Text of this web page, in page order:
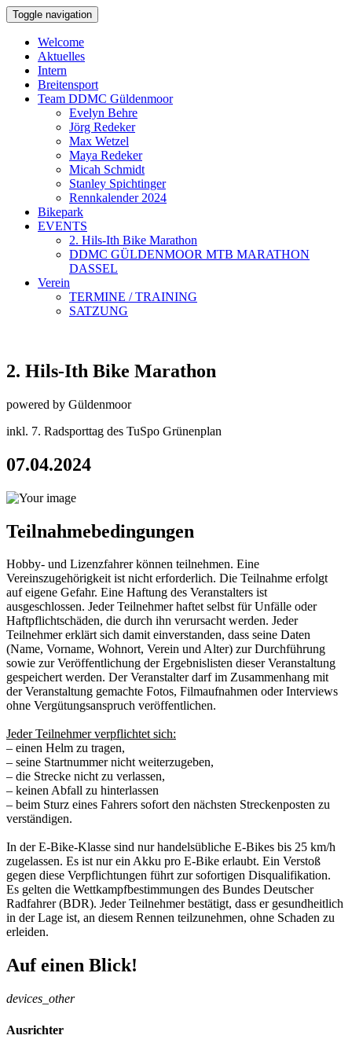
Toggle navigation
Welcome
Aktuelles
Intern
Breitensport
Team DDMC Güldenmoor
Evelyn Behre
Jörg Redeker
Max Wetzel
Maya Redeker
Micah Schmidt
Stanley Spichtinger
Rennkalender 2024
Bikepark
EVENTS
2. Hils-Ith Bike Marathon
DDMC GÜLDENMOOR MTB MARATHON
DASSEL
Verein
TERMINE / TRAINING
SATZUNG
2. Hils-Ith Bike Marathon
powered by Güldenmoor
inkl. 7. Radsporttag des TuSpo Grünenplan
07.04.2024
Teilnahmebedingungen
Hobby- und Lizenzfahrer können teilnehmen. Eine
Vereinszugehörigkeit ist nicht erforderlich. Die Teilnahme erfolgt
auf eigene Gefahr. Eine Haftung des Veranstalters ist
ausgeschlossen. Jeder Teilnehmer haftet selbst für Unfälle oder
Haftpflichtschäden, die durch ihn verursacht werden. Jeder
Teilnehmer erklärt sich damit einverstanden, dass seine Daten
(Name, Vorname, Wohnort, Verein und Alter) zur Durchführung
sowie zur Veröffentlichung der Ergebnislisten dieser Veranstaltung
gespeichert werden. Der Veranstalter darf im Zusammenhang mit
der Veranstaltung gemachte Fotos, Filmaufnahmen oder Interviews
ohne Vergütungsanspruch veröffentlichen.
Jeder Teilnehmer verpflichtet sich:
– einen Helm zu tragen,
– seine Startnummer nicht weiterzugeben,
– die Strecke nicht zu verlassen,
– keinen Abfall zu hinterlassen
– beim Sturz eines Fahrers sofort den nächsten Streckenposten zu
verständigen.
In der E-Bike-Klasse sind nur handelsübliche E-Bikes bis 25 km/h
zugelassen. Es ist nur ein Akku pro E-Bike erlaubt. Ein Verstoß
gegen diese Verpflichtungen führt zur sofortigen Disqualifikation.
Es gelten die Wettkampfbestimmungen des Bundes Deutscher
Radfahrer (BDR). Jeder Teilnehmer bestätigt, dass er gesundheitlich
in der Lage ist, an diesem Rennen teilzunehmen, ohne Schaden zu
erleiden.
Auf einen Blick!
devices_other
Ausrichter